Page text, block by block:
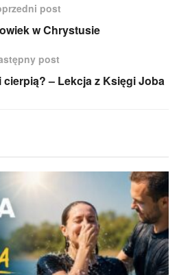
post
w Chrystusie
post
– Lekcja z Księgi Joba